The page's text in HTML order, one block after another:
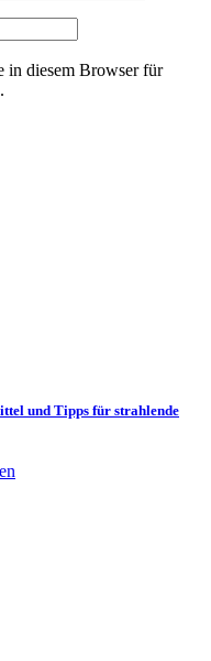
in diesem Browser für
und Tipps für strahlende